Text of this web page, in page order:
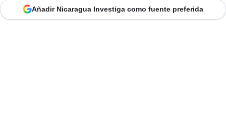
Añadir Nicaragua Investiga como fuente preferida